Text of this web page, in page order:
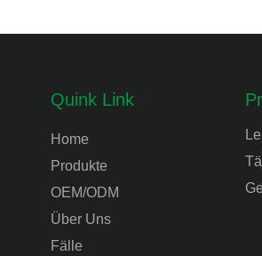
Der sanfte Rosaton verleiht ihr
warme Ausstrahlung und m
Quink Link
Home
Produkte
OEM/ODM
Über Uns
Fälle